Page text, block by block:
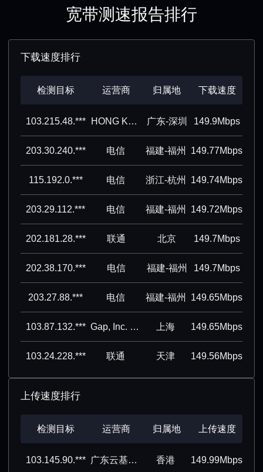
宽带测速报告排行
下载速度排行
检测目标 运营商 归属地 下载速度
103.215.48.*** HONG KONG KOWLOON TELECOMMUNICATIONS CO.,LIMITED 广东-深圳 149.9Mbps
203.30.240.*** 电信 福建-福州 149.77Mbps
115.192.0.*** 电信 浙江-杭州 149.74Mbps
203.29.112.*** 电信 福建-福州 149.72Mbps
202.181.28.*** 联通 北京 149.7Mbps
202.38.170.*** 电信 福建-福州 149.7Mbps
203.27.88.*** 电信 福建-福州 149.65Mbps
103.87.132.*** Gap, Inc. Direct 上海 149.65Mbps
103.24.228.*** 联通 天津 149.56Mbps
上传速度排行
检测目标 运营商 归属地 上传速度
103.145.90.*** 广东云基科技有限公司 香港 149.99Mbps